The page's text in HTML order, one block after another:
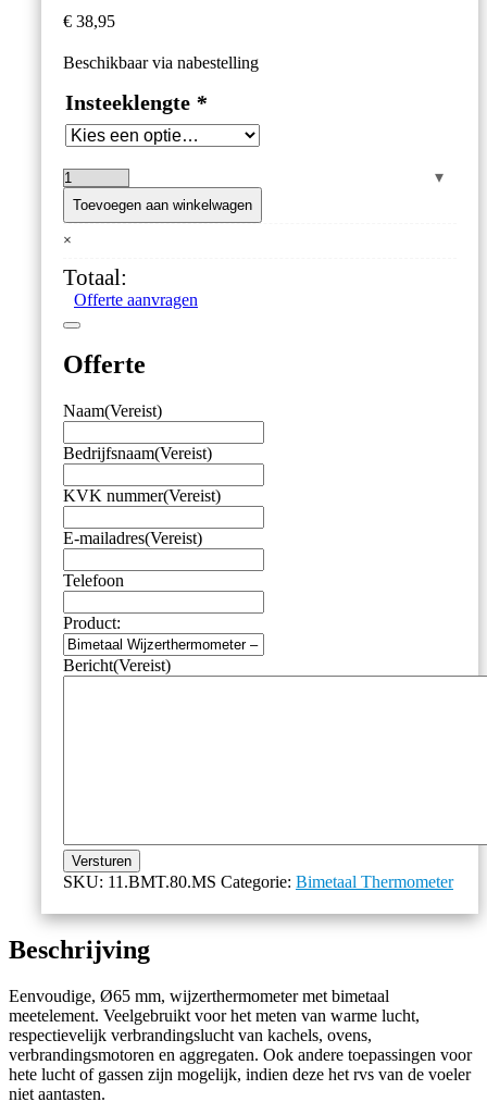
€ 38,95
Beschikbaar via nabestelling
Insteeklengte *
Bimetaal
Wijzerthermometer
–
Ø65
–
Staal/Messing
–
tot
C
aantal
Toevoegen aan winkelwagen
×
Totaal:
Offerte aanvragen
Offerte
Naam(Vereist)
Bedrijfsnaam(Vereist)
KVK nummer(Vereist)
E-mailadres(Vereist)
Telefoon
Product:
Bericht(Vereist)
Versturen
SKU: 11.BMT.80.MS Categorie: Bimetaal Thermometer
Beschrijving
Eenvoudige, Ø65 mm, wijzerthermometer met bimetaal
meetelement. Veelgebruikt voor het meten van warme lucht,
respectievelijk verbrandingslucht van kachels, ovens,
verbrandingsmotoren en aggregaten. Ook andere toepassingen voor
hete lucht of gassen zijn mogelijk, indien deze het rvs van de voeler
niet aantasten.